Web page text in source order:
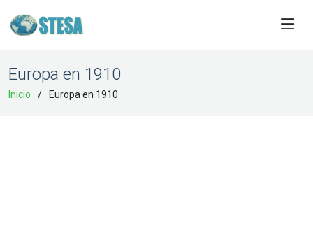
Europa en 1910
Inicio Europa en 1910